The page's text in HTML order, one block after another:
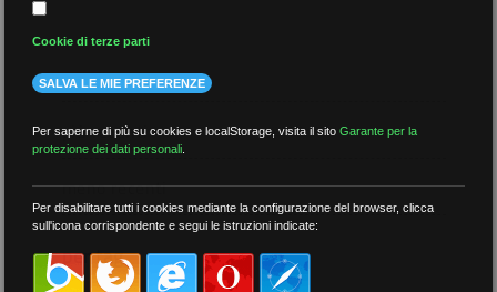
più recenti
meno recenti
per tag
Cookie di terze parti
SALVA LE MIE PREFERENZE
Per saperne di più su cookies e localStorage, visita il sitoGarante per la
protezione dei dati personali
Per disabilitare tutti i cookies mediante la configurazione del browser, clicca
sull'icona corrispondente e segui le istruzioni indicate: